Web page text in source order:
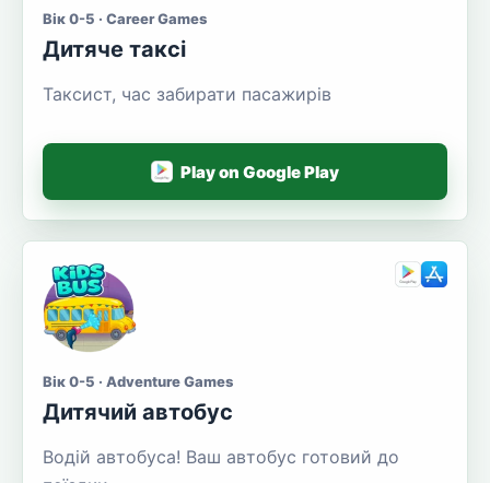
Вік 0-5 · Career Games
Дитяче таксі
Таксист, час забирати пасажирів
Play on Google Play
Вік 0-5 · Adventure Games
Дитячий автобус
Водій автобуса! Ваш автобус готовий до